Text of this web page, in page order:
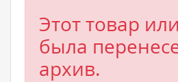
Этот товар
была
архив.